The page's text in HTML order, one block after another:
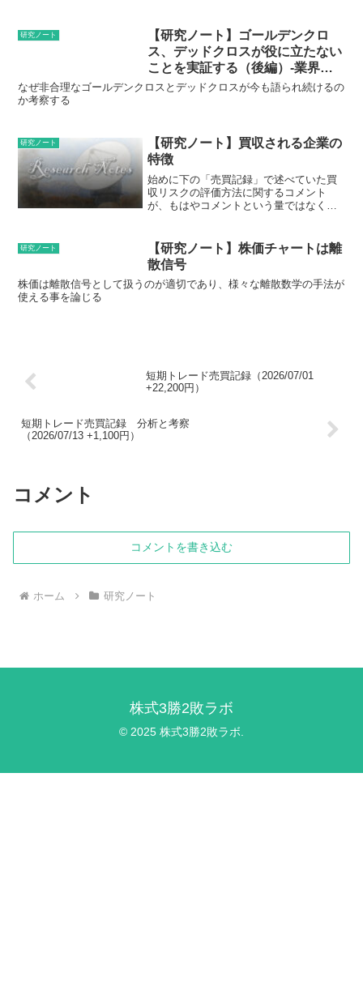
研究ノート
【研究ノート】ゴールデンクロ
ス、デッドクロスが役に立たない
ことを実証する（後編）-業界の
謎-
なぜ非合理なゴールデンクロスとデッドクロスが今も語られ続けるの
か考察する
研究ノート
【研究ノート】買収される企業の
特徴
始めに下の「売買記録」で述べていた買
収リスクの評価方法に関するコメント
が、もはやコメントという量ではなくな
研究記事ではないため、やや考察と検証
が浅いところがあるかもしれ...
研究ノート
【研究ノート】株価チャートは離
散信号
株価は離散信号として扱うのが適切であり、様々な離散数学の手法が
使える事を論じる
短期トレード売買記録（2026/07/01
+22,200円）
短期トレード売買記録 分析と考察
（2026/07/13 +1,100円）
コメント
コメントを書き込む
ホーム 研究ノート
株式3勝2敗ラボ
© 2025 株式3勝2敗ラボ.